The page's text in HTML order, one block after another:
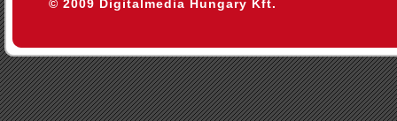
© 2009 Digitalmedia Hungary Kft.